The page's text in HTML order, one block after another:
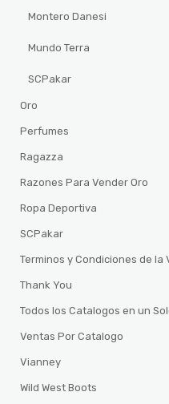
Montero Danesi
Mundo Terra
SCPakar
Oro
Perfumes
Ragazza
Razones Para Vender Oro
Ropa Deportiva
SCPakar
Terminos y Condiciones de la
Thank You
Todos los Catalogos en un
Ventas Por Catalogo
Vianney
Wild West Boots